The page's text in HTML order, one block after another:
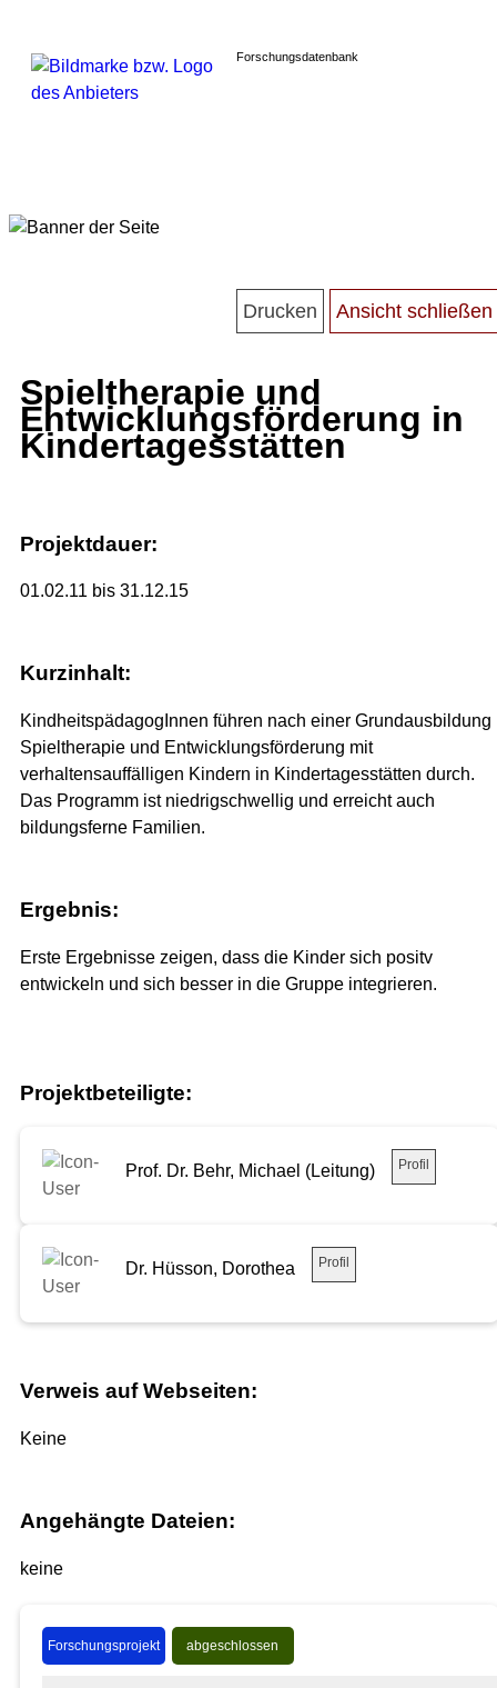
Forschungsdatenbank
Spieltherapie und
Entwicklungsförderung in
Kindertagesstätten
Projektdauer:
01.02.11 bis 31.12.15
Kurzinhalt:
KindheitspädagogInnen führen nach einer Grundausbildung
Spieltherapie und Entwicklungsförderung mit
verhaltensauffälligen Kindern in Kindertagesstätten durch.
Das Programm ist niedrigschwellig und erreicht auch
bildungsferne Familien.
Ergebnis:
Erste Ergebnisse zeigen, dass die Kinder sich positv
entwickeln und sich besser in die Gruppe integrieren.
Projektbeteiligte:
Prof. Dr. Behr, Michael (Leitung) Profil
Dr. Hüsson, Dorothea Profil
Verweis auf Webseiten:
Keine
Angehängte Dateien:
keine
Forschungsprojekt abgeschlossen